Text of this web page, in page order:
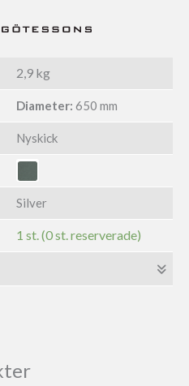
2,9 kg
Diameter: 650 mm
Nyskick
Silver
1 st. (0 st. reserverade)